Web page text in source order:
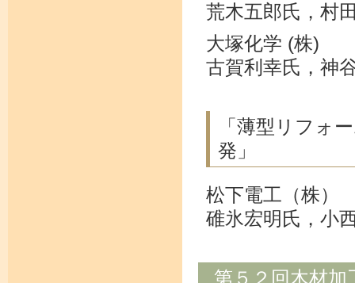
荒木五郎氏，村
大塚化学 (株)
古賀利幸氏，神
「薄型リフォ
発」
松下電工（株）
碓氷宏明氏，
第５２回木材加